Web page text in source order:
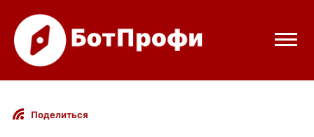
Режимы бота
Поделиться